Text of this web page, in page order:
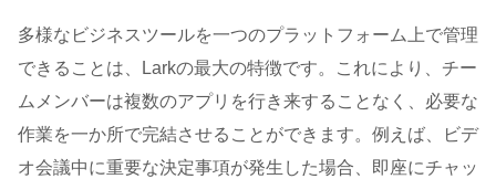
多様なビジネスツールを一つのプラットフォーム上で管理
できることは、Larkの最大の特徴です。これにより、チー
ムメンバーは複数のアプリを行き来することなく、必要な
作業を一か所で完結させることができます。例えば、ビデ
オ会議中に重要な決定事項が発生した場合、即座にチャッ